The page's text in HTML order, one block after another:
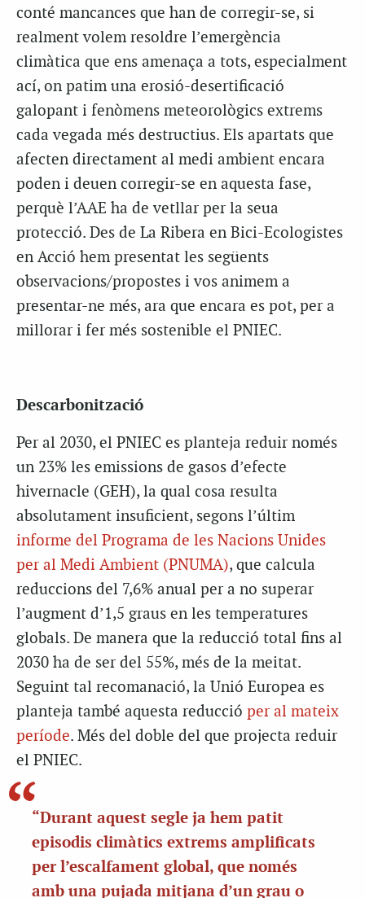
conté mancances que han de corregir-se, si
realment volem resoldre l’emergència
climàtica que ens amenaça a tots, especialment
ací, on patim una erosió-desertificació
galopant i fenòmens meteorològics extrems
cada vegada més destructius. Els apartats que
afecten directament al medi ambient encara
poden i deuen corregir-se en aquesta fase,
perquè l’AAE ha de vetllar per la seua
protecció. Des de La Ribera en Bici-Ecologistes
en Acció hem presentat les següents
observacions/propostes i vos animem a
presentar-ne més, ara que encara es pot, per a
millorar i fer més sostenible el PNIEC.
Descarbonització
Per al 2030, el PNIEC es planteja reduir només
un 23% les emissions de gasos d’efecte
hivernacle (GEH), la qual cosa resulta
absolutament insuficient, segons l’últim
informe del Programa de les Nacions Unides
per al Medi Ambient (PNUMA), que calcula
reduccions del 7,6% anual per a no superar
l’augment d’1,5 graus en les temperatures
globals. De manera que la reducció total fins al
2030 ha de ser del 55%, més de la meitat.
Seguint tal recomanació, la Unió Europea es
planteja també aquesta reducció per al mateix
període. Més del doble del que projecta reduir
el PNIEC.
“Durant aquest segle ja hem patit
episodis climàtics extrems amplificats
per l’escalfament global, que només
amb una pujada mitjana d’un grau o